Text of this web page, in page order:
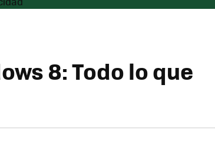
8: Todo lo que